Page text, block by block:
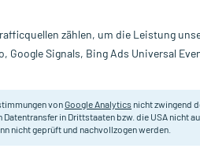
Versand* ab 19€
STADA
Nahrungsergänzungsmittel
Pfefferminzgeschmack.
zählen, um die Leistung
Google Signals, Bing Ads Universal
vonGoogle Analytics nicht zwingend
Datentransfer in Drittstaaten bzw. die USA nicht
nicht geprüft und nachvollzogen werden.